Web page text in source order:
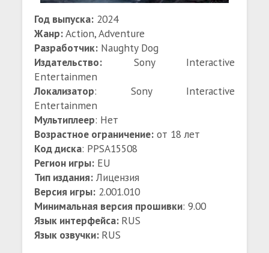
Год выпуска: 2024
Жанр:Action, Adventure
Разработчик: Naughty Dog
Издательство: Sony Interactive
Entertainmen
Локализатор: Sony Interactive
Entertainmen
Мультиплеер: Нет
Возрастное ограничение: от 18 лет
Код диска: PPSA15508
Регион игры: EU
Тип издания: Лицензия
Версия игры: 2.001.010
Минимальная версия прошивки: 9.00
Язык интерфейса: RUS
Язык озвучки: RUS